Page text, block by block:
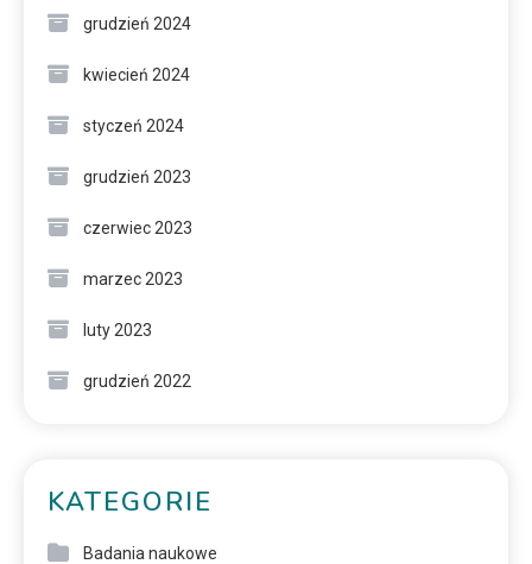
grudzień 2024
kwiecień 2024
styczeń 2024
grudzień 2023
czerwiec 2023
marzec 2023
luty 2023
grudzień 2022
KATEGORIE
Badania naukowe